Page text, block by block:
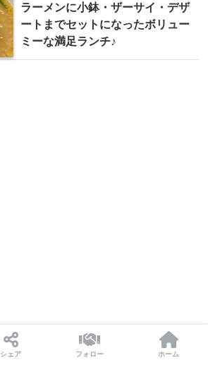
ラーメンに小鉢・ザーサイ・デザ
ートまでセットになったボリュー
ミーな満足ランチ♪
居食家 あじあ＠宮城県栗原市瀬峰
シェア フォロー ホーム